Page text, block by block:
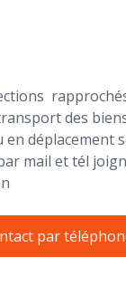
des
en
mail et tél
par